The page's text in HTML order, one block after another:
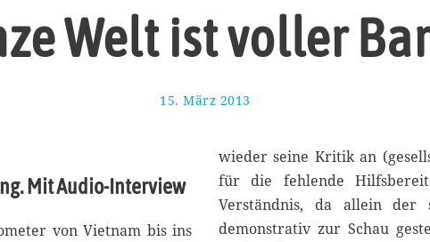
Welt ist voller
15. März 2013
J
a
n
u
a
Mit Audio-Interview
von Vietnam bis ins
wieder seine Kritik an
für die fehlende
Verständnis, da allein der
demonstrativ zur Schau